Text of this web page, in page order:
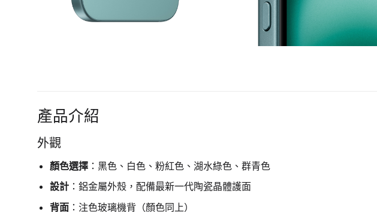
產品介紹
外觀
顏色選擇：黑色、白色、粉紅色、湖水綠色、群青色
設計：鋁金屬外殼，配備最新一代陶瓷晶體護面
背面：注色玻璃機背（顏色同上）